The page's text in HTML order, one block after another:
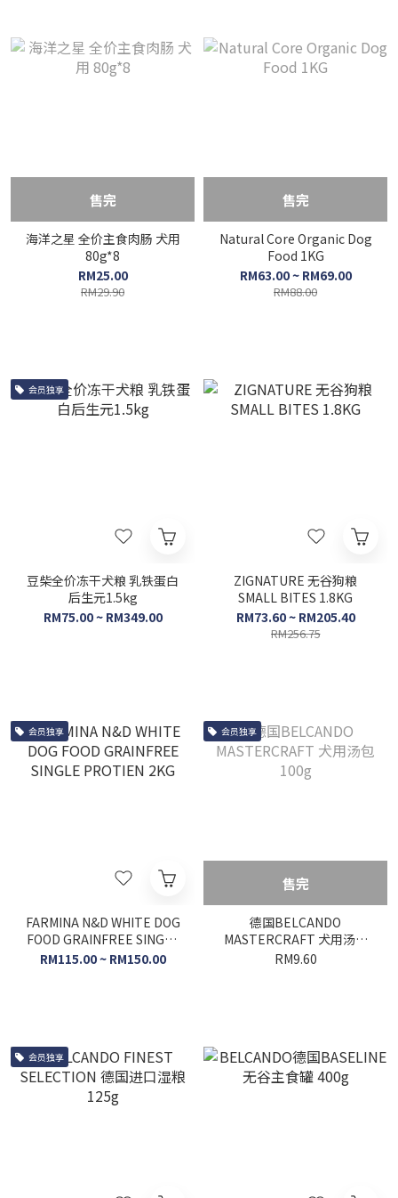
售完
海洋之星 全价主食肉肠 犬用
80g*8
RM25.00
RM29.90
售完
Natural Core Organic Dog
Food 1KG
RM63.00 ~ RM69.00
RM88.00
会员独享
豆柴全价冻干犬粮 乳铁蛋白
后生元1.5kg
RM75.00 ~ RM349.00
ZIGNATURE 无谷狗粮
SMALL BITES 1.8KG
RM73.60 ~ RM205.40
RM256.75
会员独享
FARMINA N&D WHITE DOG
FOOD GRAINFREE SINGLE
PROTIEN 2KG
RM115.00 ~ RM150.00
会员独享
售完
德国BELCANDO
MASTERCRAFT 犬用汤包
100g
RM9.60
会员独享